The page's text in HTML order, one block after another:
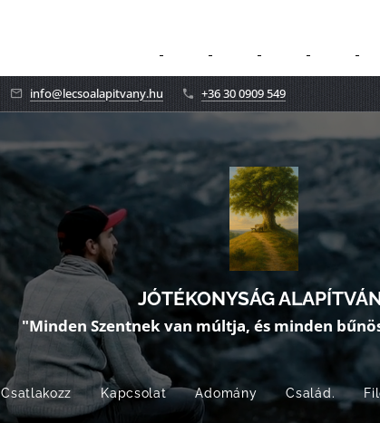
info@lecsoalapitvany.hu +36 30 0909 549
JÓTÉKONYSÁG
"Minden Szentnek van múltja, és minden
Csatlakozz Kapcsolat Adomány Család.